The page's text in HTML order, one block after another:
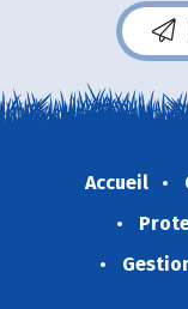
Accueil